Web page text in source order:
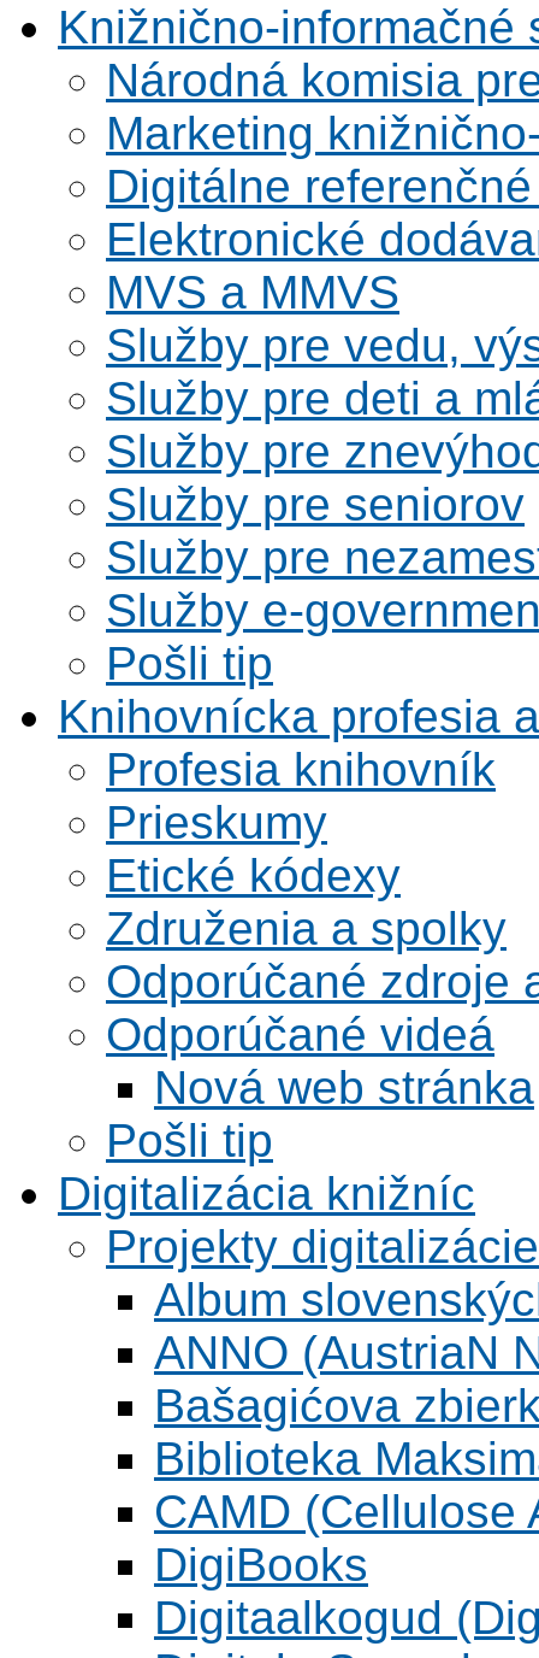
Knižnično-informačné
Národná komisia
Marketing
Digitálne
Elektronické
MVS a MMVS
Služby pre vedu,
Služby pre deti a
Služby pre
Služby pre seniorov
Služby pre
Služby e-
Pošli tip
Knihovnícka profesia
Profesia knihovník
Prieskumy
Etické kódexy
Združenia a spolky
Odporúčané zdroje
Odporúčané videá
Nová web stránka
Pošli tip
Digitalizácia knižníc
Projekty digitalizácie
Album
ANNO (AustriaN
Bašagićova
Biblioteka
CAMD (Cellulose
DigiBooks
Digitaalkogud